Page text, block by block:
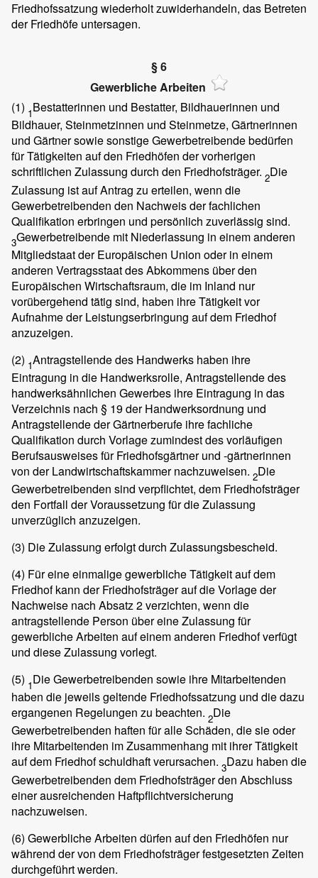
Friedhofssatzung wiederholt zuwiderhandeln, das Betreten
der Friedhöfe untersagen.
§ 6
Gewerbliche Arbeiten
(1) 1Bestatterinnen und Bestatter, Bildhauerinnen und
Bildhauer, Steinmetzinnen und Steinmetze, Gärtnerinnen
und Gärtner sowie sonstige Gewerbetreibende bedürfen
für Tätigkeiten auf den Friedhöfen der vorherigen
schriftlichen Zulassung durch den Friedhofsträger. 2Die
Zulassung ist auf Antrag zu erteilen, wenn die
Gewerbetreibenden den Nachweis der fachlichen
Qualifikation erbringen und persönlich zuverlässig sind.
3Gewerbetreibende mit Niederlassung in einem anderen
Mitgliedstaat der Europäischen Union oder in einem
anderen Vertragsstaat des Abkommens über den
Europäischen Wirtschaftsraum, die im Inland nur
vorübergehend tätig sind, haben ihre Tätigkeit vor
Aufnahme der Leistungserbringung auf dem Friedhof
anzuzeigen.
(2) 1Antragstellende des Handwerks haben ihre
Eintragung in die Handwerksrolle, Antragstellende des
handwerksähnlichen Gewerbes ihre Eintragung in das
Verzeichnis nach § 19 der Handwerksordnung und
Antragstellende der Gärtnerberufe ihre fachliche
Qualifikation durch Vorlage zumindest des vorläufigen
Berufsausweises für Friedhofsgärtner und -gärtnerinnen
von der Landwirtschaftskammer nachzuweisen. 2Die
Gewerbetreibenden sind verpflichtet, dem Friedhofsträger
den Fortfall der Voraussetzung für die Zulassung
unverzüglich anzuzeigen.
(3) Die Zulassung erfolgt durch Zulassungsbescheid.
(4) Für eine einmalige gewerbliche Tätigkeit auf dem
Friedhof kann der Friedhofsträger auf die Vorlage der
Nachweise nach Absatz 2 verzichten, wenn die
antragstellende Person über eine Zulassung für
gewerbliche Arbeiten auf einem anderen Friedhof verfügt
und diese Zulassung vorlegt.
(5) 1Die Gewerbetreibenden sowie ihre Mitarbeitenden
haben die jeweils geltende Friedhofssatzung und die dazu
ergangenen Regelungen zu beachten. 2Die
Gewerbetreibenden haften für alle Schäden, die sie oder
ihre Mitarbeitenden im Zusammenhang mit ihrer Tätigkeit
auf dem Friedhof schuldhaft verursachen. 3Dazu haben die
Gewerbetreibenden dem Friedhofsträger den Abschluss
einer ausreichenden Haftpflichtversicherung
nachzuweisen.
(6) Gewerbliche Arbeiten dürfen auf den Friedhöfen nur
während der von dem Friedhofsträger festgesetzten Zeiten
durchgeführt werden.